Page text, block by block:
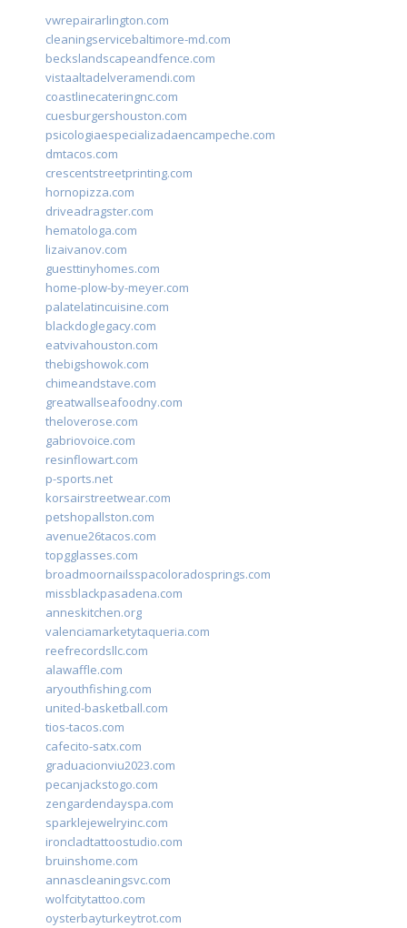
vwrepairarlington.com
cleaningservicebaltimore-md.com
beckslandscapeandfence.com
vistaaltadelveramendi.com
coastlinecateringnc.com
cuesburgershouston.com
psicologiaespecializadaencampeche.com
dmtacos.com
crescentstreetprinting.com
hornopizza.com
driveadragster.com
hematologa.com
lizaivanov.com
guesttinyhomes.com
home-plow-by-meyer.com
palatelatincuisine.com
blackdoglegacy.com
eatvivahouston.com
thebigshowok.com
chimeandstave.com
greatwallseafoodny.com
theloverose.com
gabriovoice.com
resinflowart.com
p-sports.net
korsairstreetwear.com
petshopallston.com
avenue26tacos.com
topgglasses.com
broadmoornailsspacoloradosprings.com
missblackpasadena.com
anneskitchen.org
valenciamarketytaqueria.com
reefrecordsllc.com
alawaffle.com
aryouthfishing.com
united-basketball.com
tios-tacos.com
cafecito-satx.com
graduacionviu2023.com
pecanjackstogo.com
zengardendayspa.com
sparklejewelryinc.com
ironcladtattoostudio.com
bruinshome.com
annascleaningsvc.com
wolfcitytattoo.com
oysterbayturkeytrot.com